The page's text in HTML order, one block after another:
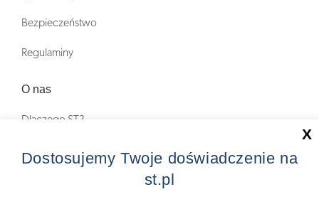
Bezpieczeństwo
Regulaminy
O nas
Dlaczego ST?
Zostań Pilotem wycieczek!
Dostosujemy Twoje doświadczenie na
st.pl
X